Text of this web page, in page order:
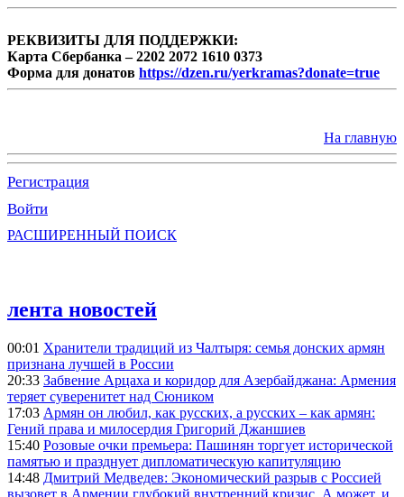
РЕКВИЗИТЫ ДЛЯ ПОДДЕРЖКИ:
Карта Сбербанка – 2202 2072 1610 0373
Форма для донатов https://dzen.ru/yerkramas?donate=true
На главную
Регистрация
Войти
РАСШИРЕННЫЙ ПОИСК
лента новостей
00:01 Хранители традиций из Чалтыря: семья донских армян
признана лучшей в России
20:33 Забвение Арцаха и коридор для Азербайджана: Армения
теряет суверенитет над Сюником
17:03 Армян он любил, как русских, а русских – как армян:
Гений права и милосердия Григорий Джаншиев
15:40 Розовые очки премьера: Пашинян торгует исторической
памятью и празднует дипломатическую капитуляцию
14:48 Дмитрий Медведев: Экономический разрыв с Россией
вызовет в Армении глубокий внутренний кризис. А может, и